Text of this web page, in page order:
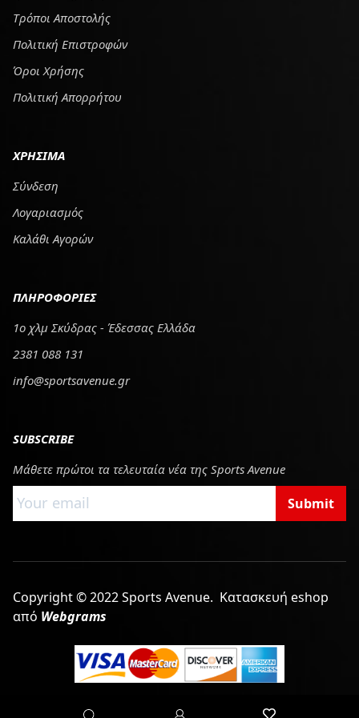
Tρόποι Αποστολής
Πολιτική Επιστροφών
Όροι Χρήσης
Πολιτική Απορρήτου
ΧΡΗΣΙΜΑ
Σύνδεση
Λογαριασμός
Καλάθι Αγορών
ΠΛΗΡΟΦΟΡΙΕΣ
1ο χλμ Σκύδρας - Έδεσσας Ελλάδα
2381 088 131
info@sportsavenue.gr
SUBSCRIBE
Μάθετε πρώτοι τα τελευταία νέα της Sports Avenue
Submit
Copyright © 2022 Sports Avenue. Κατασκευή eshop
από Webgrams